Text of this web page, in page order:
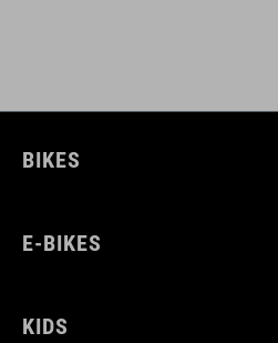
BIKES
E-BIKES
KIDS